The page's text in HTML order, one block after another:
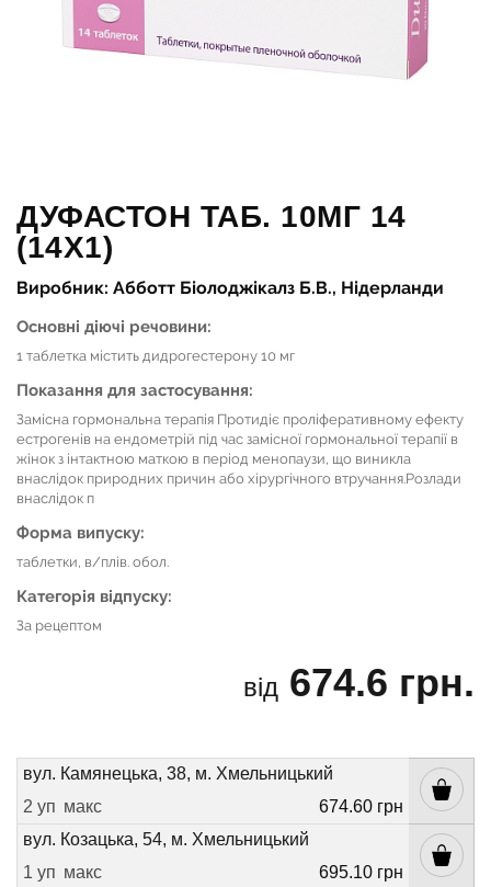
ДУФАСТОН ТАБ. 10МГ 14
(14Х1)
Виробник: Абботт Біолоджікалз Б.В., Нідерланди
Основні діючі речовини:
1 таблетка містить дидрогестерону 10 мг
Показання для застосування:
Замісна гормональна терапія Протидіє проліферативному ефекту
естрогенів на ендометрій під час замісної гормональної терапії в
жінок з інтактною маткою в період менопаузи, що виникла
внаслідок природних причин або хірургічного втручання.Розлади
внаслідок п
Форма випуску:
таблетки, в/плів. обол.
Категорія відпуску:
За рецептом
від 674.6 грн.
вул. Камянецька, 38, м. Хмельницький
2 уп макс
674.60 грн
вул. Козацька, 54, м. Хмельницький
1 уп макс
695.10 грн